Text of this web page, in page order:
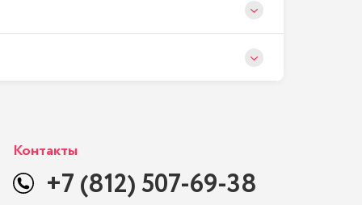
Контакты
+7 (812) 507-69-38